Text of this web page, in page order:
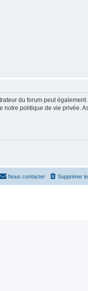
du forum peut
notre politique de vie privée.
Supprimer
Nous contacter